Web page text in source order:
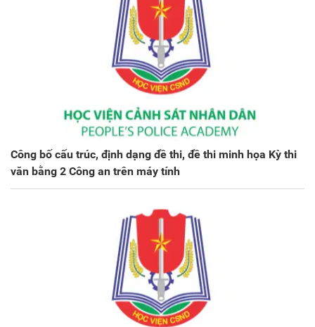
Công bố cấu trúc, định dạng đề thi, đề thi minh họa Kỳ thi
văn bằng 2 Công an trên máy tính